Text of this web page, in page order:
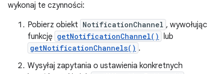
wykonaj te czynności:
Pobierz obiekt NotificationChannel , wywołując
funkcję getNotificationChannel() lub
getNotificationChannels() .
Wysyłaj zapytania o ustawienia konkretnych